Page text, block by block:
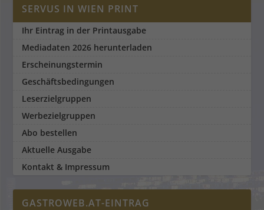
SERVUS IN WIEN PRINT
Ihr Eintrag in der Printausgabe
Mediadaten 2026 herunterladen
Erscheinungstermin
Geschäftsbedingungen
Leserzielgruppen
Werbezielgruppen
Abo bestellen
Aktuelle Ausgabe
Kontakt & Impressum
GASTROWEB.AT-EINTRAG